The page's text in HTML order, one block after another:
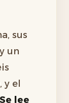
sus
un
el
Se lee